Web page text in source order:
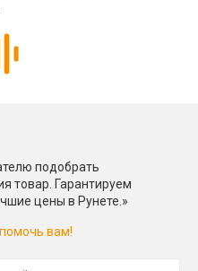
подобрать
товар. Гарантируем
цены в Рунете.»
вам!